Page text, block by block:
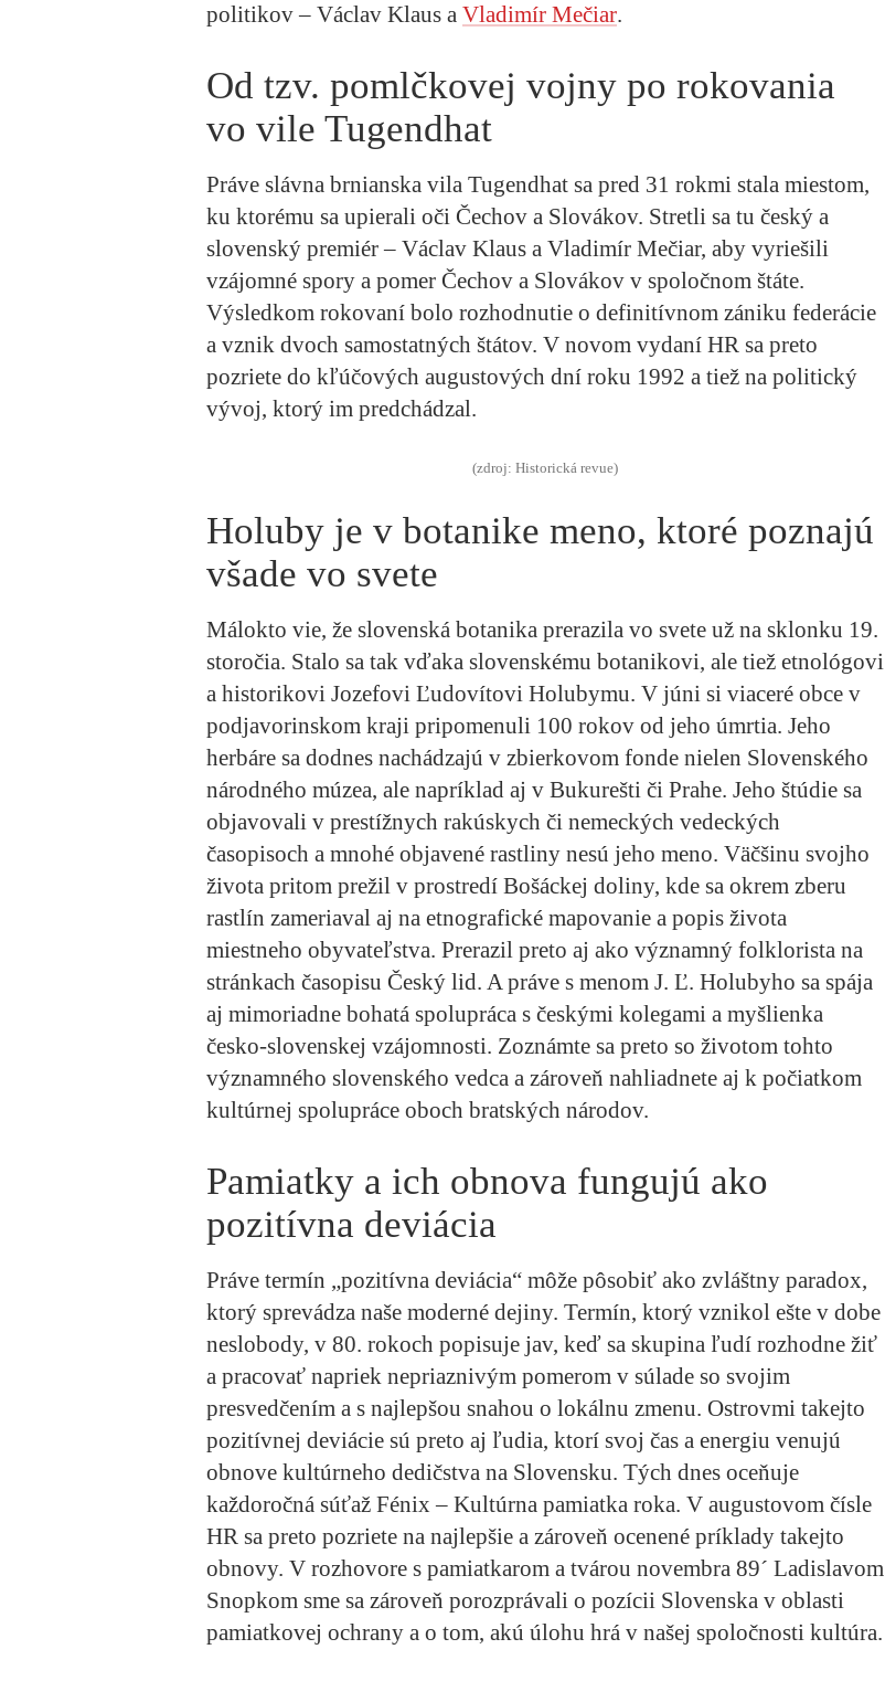
politikov – Václav Klaus a Vladimír Mečiar.
Od tzv. pomlčkovej vojny po rokovania
vo vile Tugendhat
Práve slávna brnianska vila Tugendhat sa pred 31 rokmi stala miestom,
ku ktorému sa upierali oči Čechov a Slovákov. Stretli sa tu český a
slovenský premiér – Václav Klaus a Vladimír Mečiar, aby vyriešili
vzájomné spory a pomer Čechov a Slovákov v spoločnom štáte.
Výsledkom rokovaní bolo rozhodnutie o definitívnom zániku federácie
a vznik dvoch samostatných štátov. V novom vydaní HR sa preto
pozriete do kľúčových augustových dní roku 1992 a tiež na politický
vývoj, ktorý im predchádzal.
(zdroj: Historická revue)
Holuby je v botanike meno, ktoré poznajú
všade vo svete
Málokto vie, že slovenská botanika prerazila vo svete už na sklonku 19.
storočia. Stalo sa tak vďaka slovenskému botanikovi, ale tiež etnológovi
a historikovi Jozefovi Ľudovítovi Holubymu. V júni si viaceré obce v
podjavorinskom kraji pripomenuli 100 rokov od jeho úmrtia. Jeho
herbáre sa dodnes nachádzajú v zbierkovom fonde nielen Slovenského
národného múzea, ale napríklad aj v Bukurešti či Prahe. Jeho štúdie sa
objavovali v prestížnych rakúskych či nemeckých vedeckých
časopisoch a mnohé objavené rastliny nesú jeho meno. Väčšinu svojho
života pritom prežil v prostredí Bošáckej doliny, kde sa okrem zberu
rastlín zameriaval aj na etnografické mapovanie a popis života
miestneho obyvateľstva. Prerazil preto aj ako významný folklorista na
stránkach časopisu Český lid. A práve s menom J. Ľ. Holubyho sa spája
aj mimoriadne bohatá spolupráca s českými kolegami a myšlienka
česko-slovenskej vzájomnosti. Zoznámte sa preto so životom tohto
významného slovenského vedca a zároveň nahliadnete aj k počiatkom
kultúrnej spolupráce oboch bratských národov.
Pamiatky a ich obnova fungujú ako
pozitívna deviácia
Práve termín „pozitívna deviácia“ môže pôsobiť ako zvláštny paradox,
ktorý sprevádza naše moderné dejiny. Termín, ktorý vznikol ešte v dobe
neslobody, v 80. rokoch popisuje jav, keď sa skupina ľudí rozhodne žiť
a pracovať napriek nepriaznivým pomerom v súlade so svojim
presvedčením a s najlepšou snahou o lokálnu zmenu. Ostrovmi takejto
pozitívnej deviácie sú preto aj ľudia, ktorí svoj čas a energiu venujú
obnove kultúrneho dedičstva na Slovensku. Tých dnes oceňuje
každoročná súťaž Fénix – Kultúrna pamiatka roka. V augustovom čísle
HR sa preto pozriete na najlepšie a zároveň ocenené príklady takejto
obnovy. V rozhovore s pamiatkarom a tvárou novembra 89´ Ladislavom
Snopkom sme sa zároveň porozprávali o pozícii Slovenska v oblasti
pamiatkovej ochrany a o tom, akú úlohu hrá v našej spoločnosti kultúra.